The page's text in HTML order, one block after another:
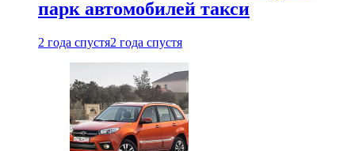
парк автомобилей такси
2 года спустя2 года спустя